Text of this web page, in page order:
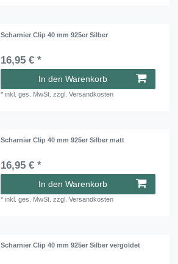
Scharnier Clip 40 mm 925er Silber
16,95 € *
In den Warenkorb
*inkl. ges. MwSt. zzgl.Versandkosten
Scharnier Clip 40 mm 925er Silber matt
16,95 € *
In den Warenkorb
*inkl. ges. MwSt. zzgl.Versandkosten
Scharnier Clip 40 mm 925er Silber vergoldet